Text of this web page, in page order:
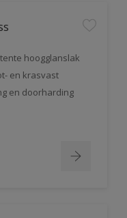
hoogglanslak
en krasvast
en doorharding